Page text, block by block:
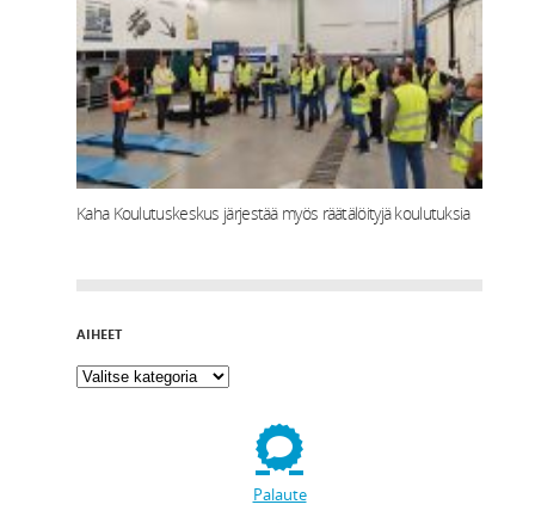
Kaha Koulutuskeskus järjestää myös räätälöityjä koulutuksia
AIHEET
Palaute